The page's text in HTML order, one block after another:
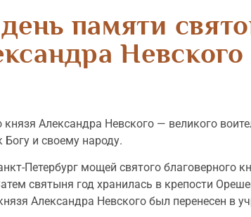
памяти
Невского
Александра Невского — великого
и своему народу.
Петербург мощей святого благоверного
святыня год хранилась в крепости
Александра Невского был перенесен в